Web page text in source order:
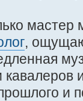
мастер
,
кавалеров
и